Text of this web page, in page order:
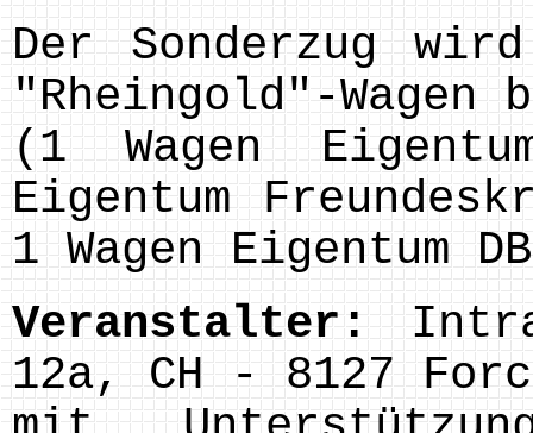
Der Sonderzug
"Rheingold"-Wagen
(1 Wagen
Eigentum
1 Wagen Eigentum
Veranstalter:
12a, CH - 8127